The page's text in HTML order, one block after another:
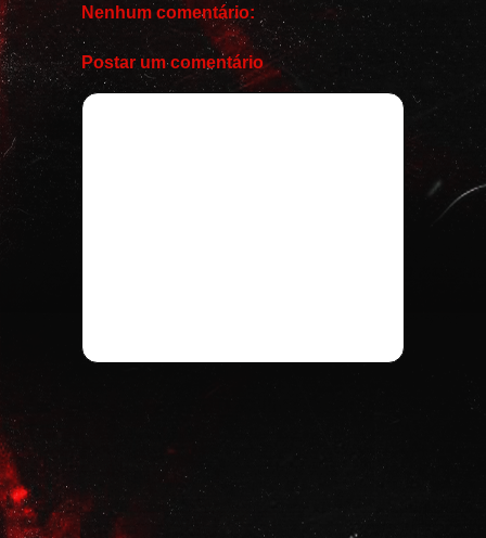
Nenhum comentário:
Postar um comentário